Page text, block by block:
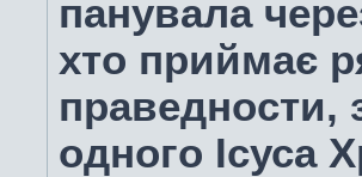
панувала
хто приймає
праведности,
одного Ісуса